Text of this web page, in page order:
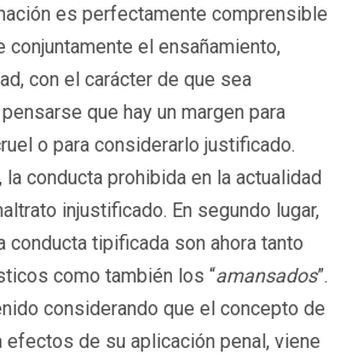
es perfectamente comprensible
conjuntamente el ensañamiento,
con el carácter de que sea
que hay un margen para
o para considerarlo justificado.
conducta prohibida en la actualidad
injustificado. En segundo lugar,
conducta tipificada son ahora tanto
como también los “amansados”.
considerando que el concepto de
efectos de su aplicación penal, viene